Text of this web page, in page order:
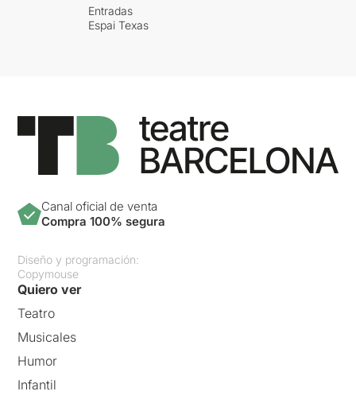
Entradas
Espai Texas
Canal oficial de venta
Compra 100% segura
Diseño y programación:
Copymouse
Quiero ver
Teatro
Musicales
Humor
Infantil